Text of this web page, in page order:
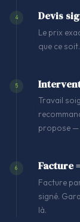
4 Devis
Le prix
que ce
5
Travail
propose —
6 Facture
Facture
signé.
là.